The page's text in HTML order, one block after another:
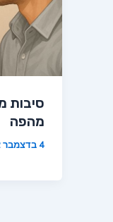
סיבות
מהפה
4 בדצמבר 2022